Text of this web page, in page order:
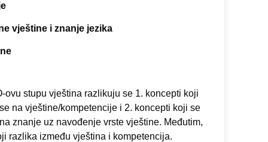
vještine i znanje jezika
ovu stupu vještina razlikuju se 1. koncepti koji
na vještine/kompetencije i 2. koncepti koji se
znanje uz navođenje vrste vještine. Međutim,
razlika između vještina i kompetencija.